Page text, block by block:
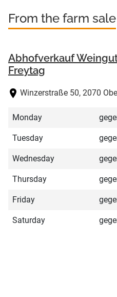
From the farm sale
Abhofverkauf
Freytag
Winzerstraße 50, 2070
Monday
Tuesday
Wednesday
Thursday
Friday
Saturday